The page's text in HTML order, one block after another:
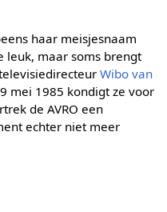
haar meisjesnaam
leuk, maar soms brengt
Wibo van
mei 1985 kondigt ze voor
de AVRO een
echter niet meer